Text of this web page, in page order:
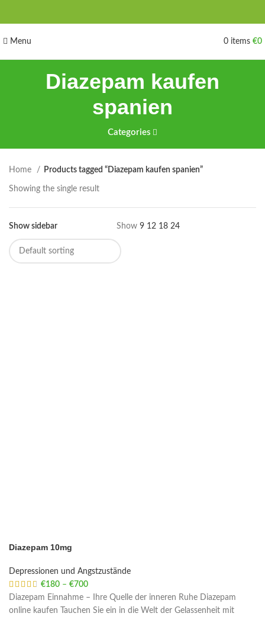
Menu 0 items €0
Diazepam kaufen
spanien
Categories
Home Products tagged “Diazepam kaufen spanien”
Showing the single result
Show sidebar Show 9 12 18 24
Diazepam 10mg
Depressionen und Angstzustände
€180 – €700
Diazepam Einnahme – Ihre Quelle der inneren Ruhe Diazepam
online kaufen Tauchen Sie ein in die Welt der Gelassenheit mit